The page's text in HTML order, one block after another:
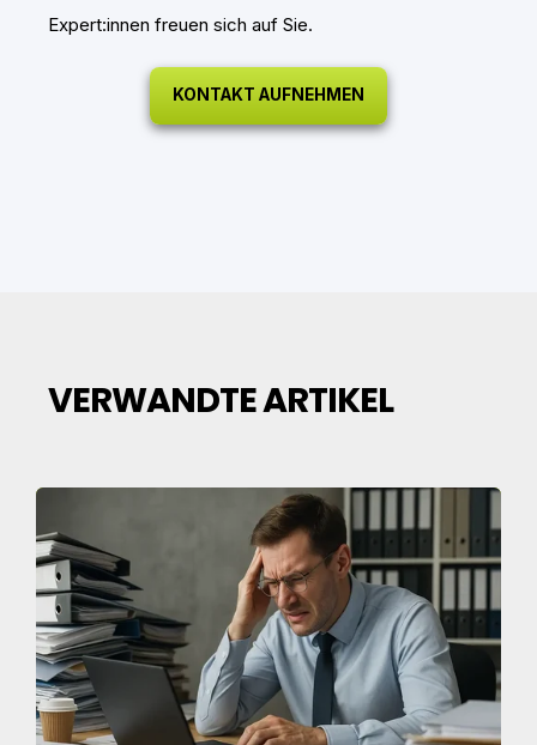
Expert:innen freuen sich auf Sie.
KONTAKT AUFNEHMEN
VERWANDTE ARTIKEL